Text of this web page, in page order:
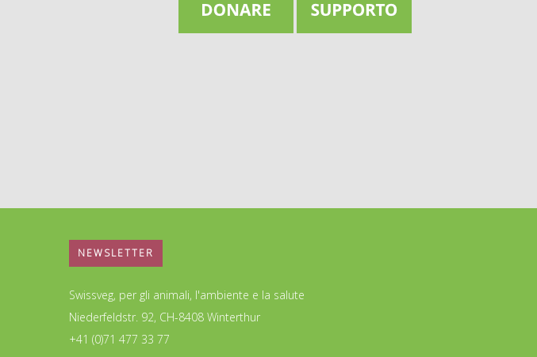
NEWSLETTER
Swissveg, per gli animali, l'ambiente e la salute
Niederfeldstr. 92, CH-8408 Winterthur
+41 (0)71 477 33 77